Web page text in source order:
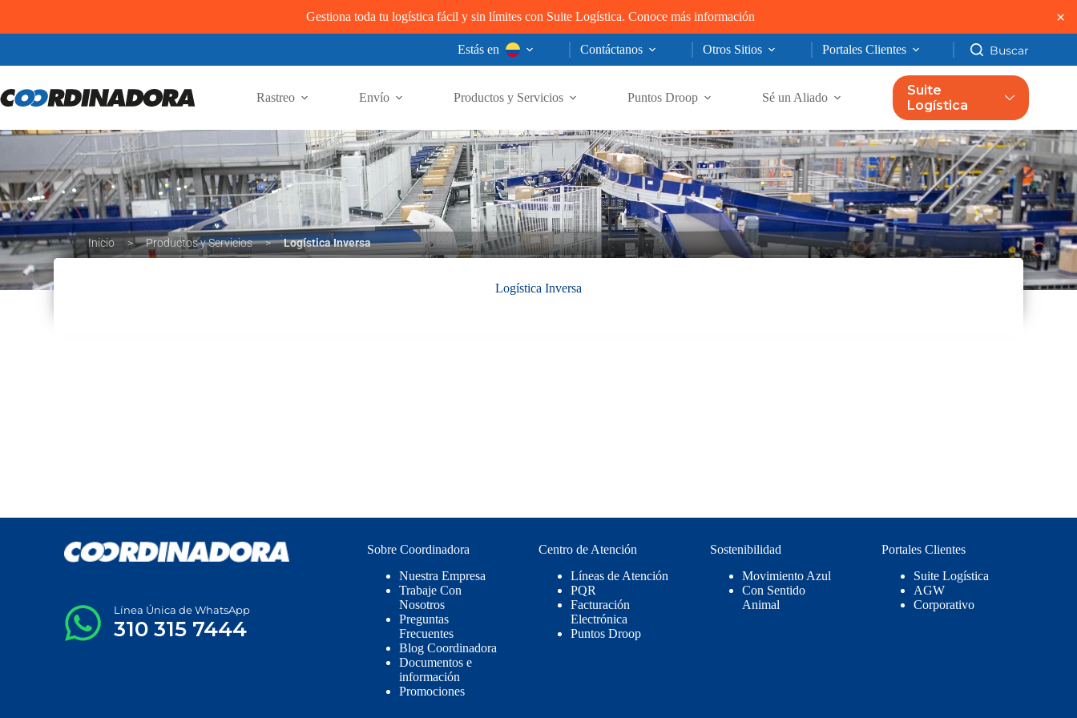
Gestiona toda tu logística fácil y sin límites con Suite Logística. Conoce más información ×
Estás en Contáctanos Otros Sitios Portales Clientes
Rastreo Envío Productos y Servicios Puntos Droop Sé un Aliado
Suite
Logística
Inicio > Productos y Servicios > Logística Inversa
Logística Inversa
Línea Única de WhatsApp
310 315 7444
Sobre Coordinadora
Nuestra Empresa
Trabaje Con
Nosotros
Preguntas
Frecuentes
Blog Coordinadora
Documentos e
información
Promociones
Centro de Atención
Líneas de Atención
PQR
Facturación
Electrónica
Puntos Droop
Sostenibilidad
Movimiento Azul
Con Sentido
Animal
Portales Clientes
Suite Logística
AGW
Corporativo